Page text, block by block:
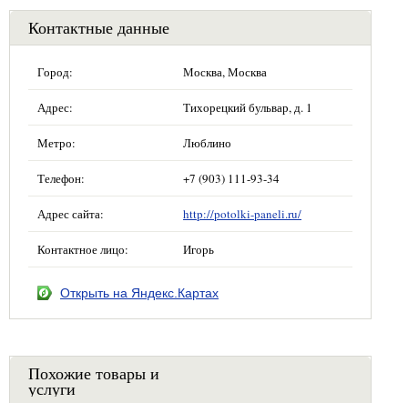
Контактные данные
Город: Москва, Москва
Адрес: Тихорецкий бульвар, д. 1
Метро: Люблино
Телефон: +7 (903) 111-93-34
Адрес сайта: http://potolki-paneli.ru/
Контактное лицо: Игорь
Открыть на Яндекс.Картах
Похожие товары и
услуги